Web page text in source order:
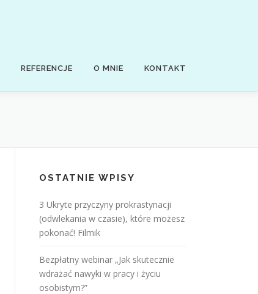
REFERENCJE O MNIE KONTAKT
OSTATNIE WPISY
3 Ukryte przyczyny prokrastynacji
(odwlekania w czasie), które możesz
pokonać! Filmik
Bezpłatny webinar „Jak skutecznie
wdrażać nawyki w pracy i życiu
osobistym?”